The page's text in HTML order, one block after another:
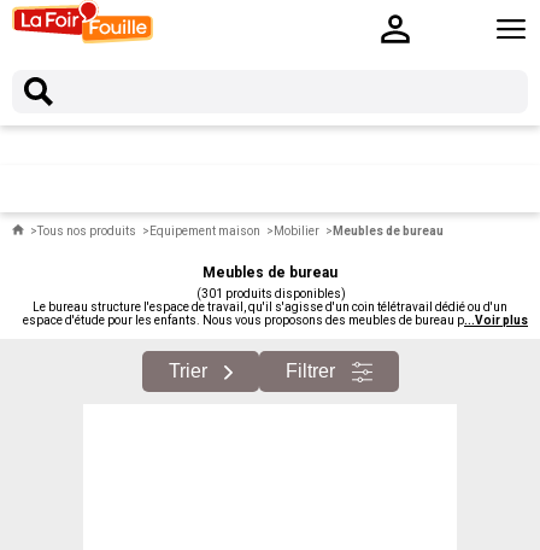
Tous nos produits Equipement maison Mobilier Meubles de bureau
Meubles de bureau
(301 produits disponibles)
Le bureau structure l'espace de travail, qu'il s'agisse d'un coin télétravail dédié ou d'un
espace d'étude pour les enfants. Nous vous proposons des meubles de bureau pas chers :
...Voir plus
Trier Filtrer